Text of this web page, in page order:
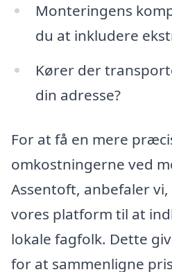
Monteringens
du at inkludere
Kører der
din adresse?
For at få en mere
omkostningerne ved
Assentoft, anbefaler
vores platform til at
lokale fagfolk. Dette
for at sammenligne